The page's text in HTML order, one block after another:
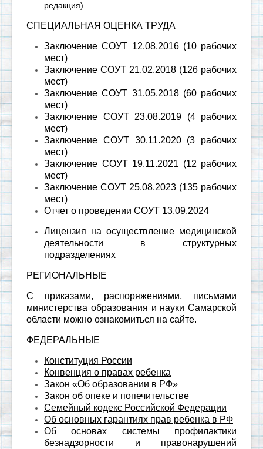
редакция)
СПЕЦИАЛЬНАЯ ОЦЕНКА ТРУДА
Заключение СОУТ 12.08.2016 (10 рабочих
мест)
Заключение СОУТ 21.02.2018 (126 рабочих
мест)
Заключение СОУТ 31.05.2018 (60 рабочих
мест)
Заключение СОУТ 23.08.2019 (4 рабочих
мест)
Заключение СОУТ 30.11.2020 (3 рабочих
мест)
Заключение СОУТ 19.11.2021 (12 рабочих
мест)
Заключение СОУТ 25.08.2023 (135 рабочих
мест)
Отчет о проведении СОУТ 13.09.2024
Лицензия на осуществление медицинской
деятельности в структурных
подразделениях
РЕГИОНАЛЬНЫЕ
С приказами, распоряжениями, письмами
министерства образования и науки Самарской
области можно ознакомиться на сайте.
ФЕДЕРАЛЬНЫЕ
Конституция России
Конвенция о правах ребенка
Закон «Об образовании в РФ»
Закон об опеке и попечительстве
Семейный кодекс Российской Федерации
Об основных гарантиях прав ребенка в РФ
Об основах системы профилактики
безнадзорности и правонарушений